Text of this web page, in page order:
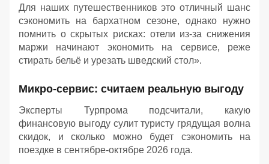
Для наших путешественников это отличный шанс
сэкономить на бархатном сезоне, однако нужно
помнить о скрытых рисках: отели из-за снижения
маржи начинают экономить на сервисе, реже
стирать бельё и урезать шведский стол».
Микро-сервис: считаем реальную выгоду
Эксперты Турпрома подсчитали, какую
финансовую выгоду сулит туристу грядущая волна
скидок, и сколько можно будет сэкономить на
поездке в сентябре-октябре 2026 года.